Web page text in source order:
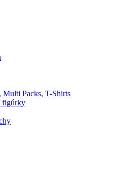
Multi Packs, T-Shirts
figúrky